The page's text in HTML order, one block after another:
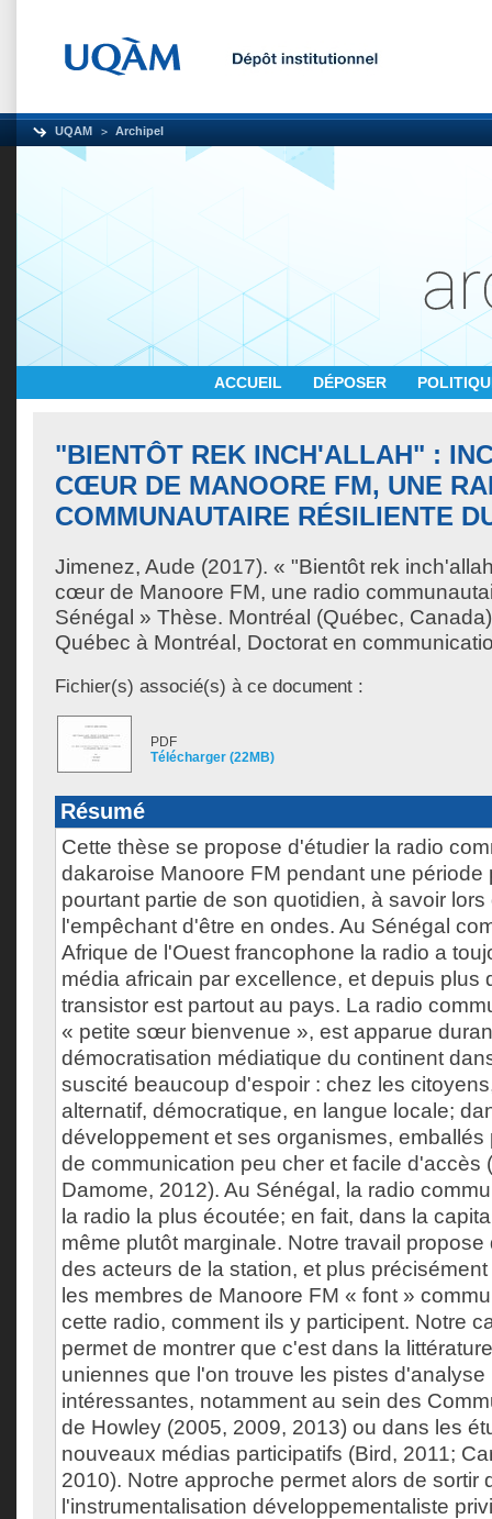
UQAM Archipel
ACCUEIL DÉPOSER
"BIENTÔT REK INCH'ALLAH" :
CŒUR DE MANOORE FM, UNE
COMMUNAUTAIRE RÉSILIENTE
Jimenez, Aude (2017). « "Bientôt rek
cœur de Manoore FM, une radio
Sénégal » Thèse. Montréal (Québec,
Québec à Montréal, Doctorat en
Fichier(s) associé(s) à ce document :
PDF
Télécharger (22MB)
Résumé
Cette thèse se propose d'étudier la radio
dakaroise Manoore FM pendant une période
pourtant partie de son quotidien, à savoir
l'empêchant d'être en ondes. Au Sénégal
Afrique de l'Ouest francophone la radio a
média africain par excellence, et depuis plus
transistor est partout au pays. La radio
« petite sœur bienvenue », est apparue
démocratisation médiatique du continent
suscité beaucoup d'espoir : chez les
alternatif, démocratique, en langue locale;
développement et ses organismes, emballés
de communication peu cher et facile d'accès
Damome, 2012). Au Sénégal, la radio
la radio la plus écoutée; en fait, dans la
même plutôt marginale. Notre travail
des acteurs de la station, et plus
les membres de Manoore FM « font »
cette radio, comment ils y participent. Notre
permet de montrer que c'est dans la
uniennes que l'on trouve les pistes d'analyse
intéressantes, notamment au sein des
de Howley (2005, 2009, 2013) ou dans les
nouveaux médias participatifs (Bird, 2011;
2010). Notre approche permet alors de sortir
l'instrumentalisation développementaliste